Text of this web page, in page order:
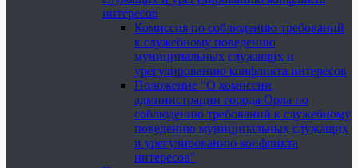
интересов
Комиссия по соблюдению требований
к служебному поведению
муниципальных служащих и
урегулированию конфликта интересов
Положение "О комиссии
администрации города Орла по
соблюдению требований к служебному
поведению муниципальных служащих
и урегулированию конфликта
интересов"